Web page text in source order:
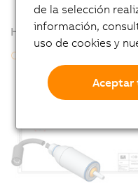
Herramientas online
Configurador CAD
de la selección
información,
uso de cookies y
Aceptar